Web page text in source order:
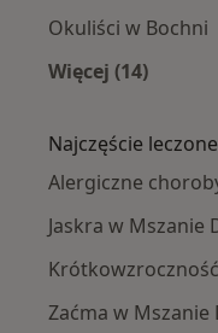
Okuliści w Bochni
Więcej (14)
Najczęście
Alergiczne
Jaskra w Mszanie
Zaćma w Mszanie